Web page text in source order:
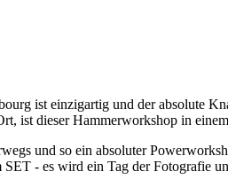
ist einzigartig und der absolute
ist dieser Hammerworkshop in
und so ein absoluter
- es wird ein Tag der Fotografie